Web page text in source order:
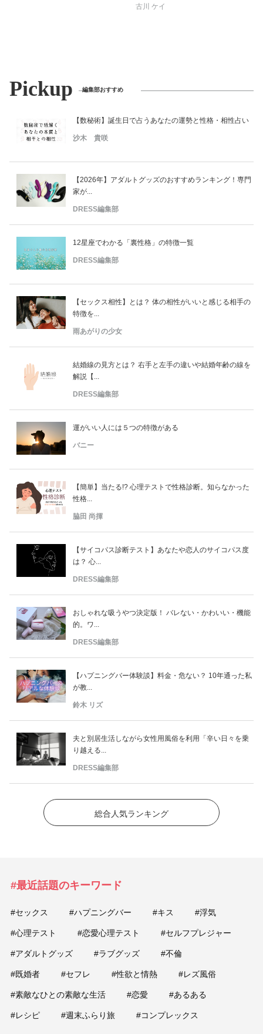
古川 ケイ
Pickup 編集部おすすめ
【数秘術】誕生日で占うあなたの運勢と性格・相性占い
沙木 貴咲
【2026年】アダルトグッズのおすすめランキング！専門
家が...
DRESS編集部
12星座でわかる「裏性格」の特徴一覧
DRESS編集部
【セックス相性】とは？ 体の相性がいいと感じる相手の
特徴を...
雨あがりの少女
結婚線の見方とは？ 右手と左手の違いや結婚年齢の線を
解説【...
DRESS編集部
運がいい人には５つの特徴がある
バニー
【簡単】当たる!? 心理テストで性格診断。知らなかった
性格...
脇田 尚揮
【サイコパス診断テスト】あなたや恋人のサイコパス度
は？ 心...
DRESS編集部
おしゃれな吸うやつ決定版！ バレない・かわいい・機能
的。ワ...
DRESS編集部
【ハプニングバー体験談】料金・危ない？ 10年通った私
が教...
鈴木 リズ
夫と別居生活しながら女性用風俗を利用「辛い日々を乗
り越える...
DRESS編集部
総合人気ランキング
#最近話題のキーワード
#セックス #ハプニングバー #キス #浮気
#心理テスト #恋愛心理テスト #セルフプレジャー
#アダルトグッズ #ラブグッズ #不倫
#既婚者 #セフレ #性欲と情熱 #レズ風俗
#素敵なひとの素敵な生活 #恋愛 #あるある
#レシピ #週末ふらり旅 #コンプレックス